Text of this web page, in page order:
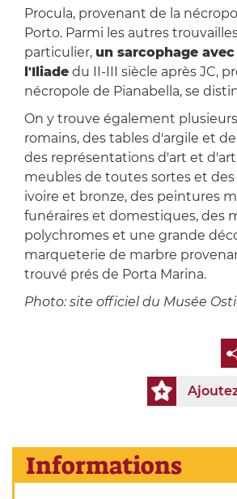
Procula, provenant de la
Porto. Parmi les autres
particulier, un sarcophage
l'Iliadedu II-III siècle après JC,
nécropole de Pianabella, se
On y trouve également
romains, des tables d'argile et
des représentations d'art et
meubles de toutes sortes et
ivoire et bronze, des peintures
funéraires et domestiques, des
polychromes et une grande
marqueterie de marbre
trouvé prés de Porta Marina.
Photo: site officiel du Musée
Informations